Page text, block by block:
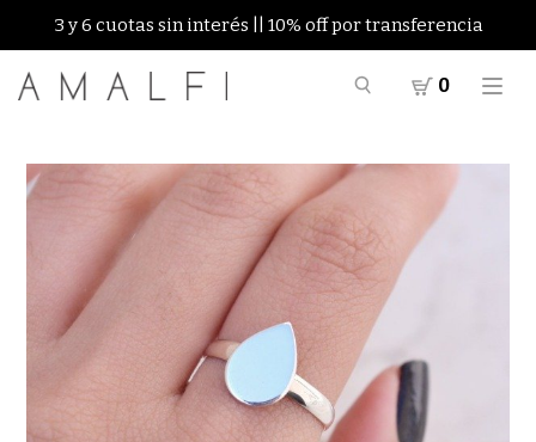
3 y 6 cuotas sin interés || 10% off por transferencia
0